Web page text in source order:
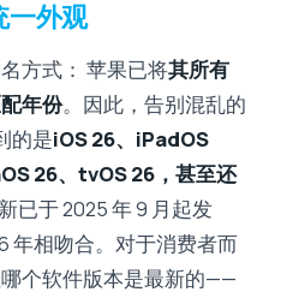
一外观
方式： 苹果已将其所有
年份。因此，告别混乱的
的是iOS 26、iPadOS
26、tvOS 26，甚至还
已于 2025 年 9 月起发
年相吻合。对于消费者而
个软件版本是最新的——